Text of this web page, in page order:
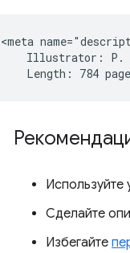
<meta
Illustrator: P.
Используйте
Сделайте
Избегайте